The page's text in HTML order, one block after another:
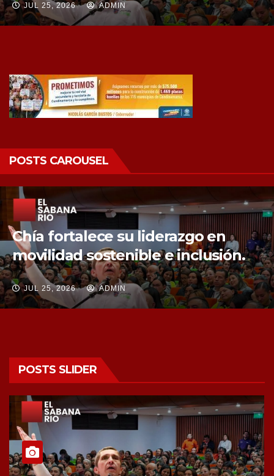
JUL 25, 2026 ADMIN
POSTS CAROUSEL
Chía fortalece la protección de sus
fuentes hídricas con la compra de
tres nuevos predios
JUL 25, 2026 ADMIN
POSTS SLIDER